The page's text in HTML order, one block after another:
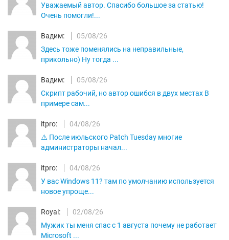
Уважаемый автор. Спасибо большое за статью!
Очень помогли!...
Вадим:
05/08/26
Здесь тоже поменялись на неправильные,
прикольно) Ну тогда ...
Вадим:
05/08/26
Скрипт рабочий, но автор ошибся в двух местах В
примере сам...
itpro:
04/08/26
⚠️ После июльского Patch Tuesday многие
администраторы начал...
itpro:
04/08/26
У вас Windows 11? там по умолчанию используется
новое упроще...
Royal:
02/08/26
Мужик ты меня спас с 1 августа почему не работает
Microsoft ...